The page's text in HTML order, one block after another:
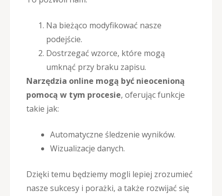
Na bieżąco modyfikować nasze
podejście.
Dostrzegać wzorce, które mogą
umknąć przy braku zapisu.
Narzędzia online mogą być nieocenioną
pomocą w tym procesie, oferując funkcje
takie jak:
Automatyczne śledzenie wyników.
Wizualizacje danych.
Dzięki temu będziemy mogli lepiej zrozumieć
nasze sukcesy i porażki, a także rozwijać się